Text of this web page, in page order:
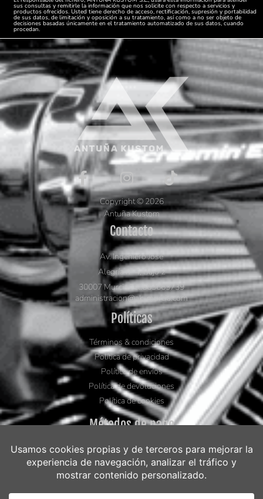
sus consultas y remitirle la información que nos solicite con respecto a servicios y
productos ofrecidos. Usted tiene derecho de acceso, rectificación, supresión y portabilidad
de sus datos, de limitación y oposición a su tratamiento, así como a no ser objeto de
decisiones basadas únicamente en el tratamiento automatizado de sus datos, cuando
procedan.
Copyright © 2026
Antuña Kustom
Contacto
Av. Ingeniero José
Alegría nº 4, Bajo 2
30007 Murcia Tel.663663739
administracion@ak-murcia.com
Políticas
Términos & condiciones
Política de privacidad
Política de envíos
Política de devoluciones
Política de cookies
Métodos de pago
Visa
Mastercard